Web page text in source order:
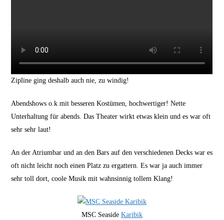
Zipline ging deshalb auch nie, zu windig!
Abendshows o.k mit besseren Kostümen, hochwertiger! Nette
Unterhaltung für abends. Das Theater wirkt etwas klein und es war oft
sehr sehr laut!
An der Atriumbar und an den Bars auf den verschiedenen Decks war es
oft nicht leicht noch einen Platz zu ergattern. Es war ja auch immer
sehr toll dort, coole Musik mit wahnsinnig tollem Klang!
MSC Seaside Karibik